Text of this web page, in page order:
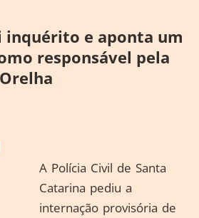
inquérito e aponta um
responsável pela
A Polícia Civil de Santa
Catarina pediu a
internação provisória de